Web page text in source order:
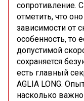
сопротивление.
отметить, что
зависимости от
особенность, то
допустимой
сохраняется
есть главный
AGLIA LONG.
насколько